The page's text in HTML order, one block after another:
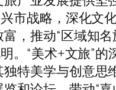
市战略，深化文
，推动“区域知
。“美术+文旅”
特美学与创意